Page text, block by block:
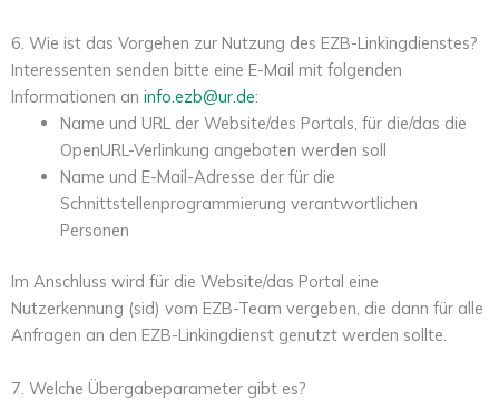
6. Wie ist das Vorgehen zur Nutzung des EZB-Linkingdienstes?
Interessenten senden bitte eine E-Mail mit folgenden
Informationen an info.ezb@ur.de:
Name und URL der Website/des Portals, für die/das die
OpenURL-Verlinkung angeboten werden soll
Name und E-Mail-Adresse der für die
Schnittstellenprogrammierung verantwortlichen
Personen
Im Anschluss wird für die Website/das Portal eine
Nutzerkennung (sid) vom EZB-Team vergeben, die dann für alle
Anfragen an den EZB-Linkingdienst genutzt werden sollte.
7. Welche Übergabeparameter gibt es?